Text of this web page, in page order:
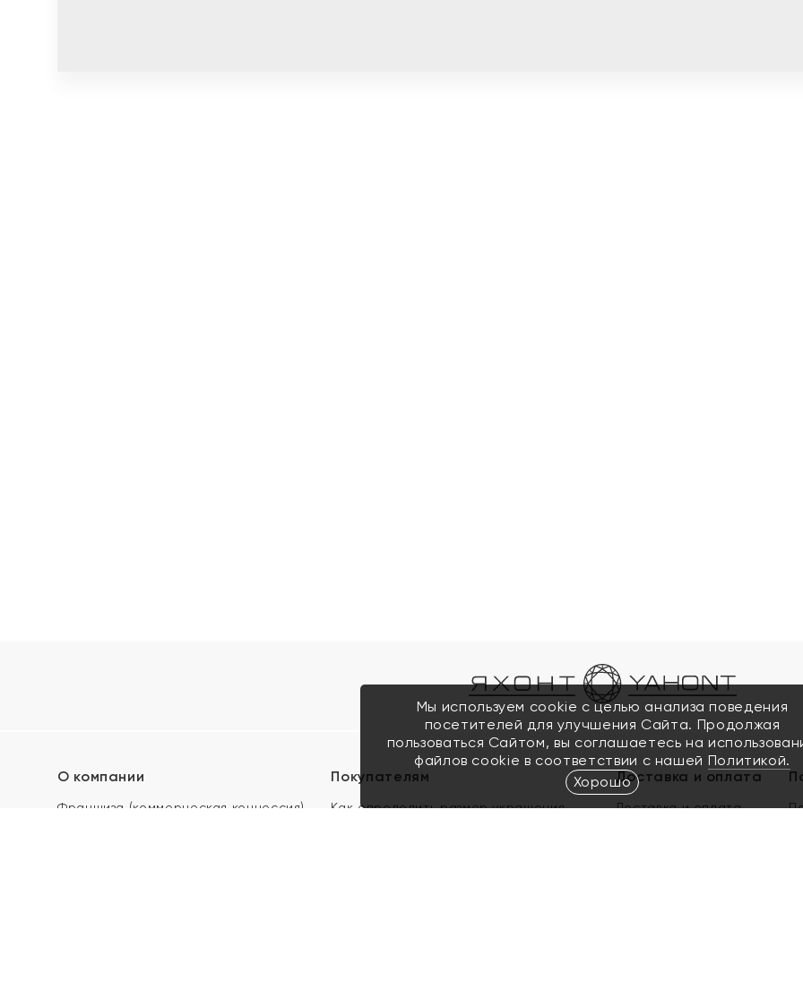
О компании
Франшиза (коммерческая концессия)
Покупателям
Как определить размер украшения
Доставка и оплата
Доставка и оплата
Мы используем cookie с целью анализа поведения
посетителей для улучшения Сайта. Продолжая
пользоваться Сайтом, вы соглашаетесь на
файлов cookie в соответствии с нашей Политикой.
Хорошо